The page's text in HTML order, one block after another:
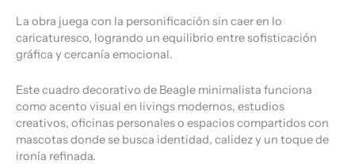
La obra juega con la personificación sin caer en lo
caricaturesco, logrando un equilibrio entre sofisticación
gráfica y cercanía emocional.
Este cuadro decorativo de Beagle minimalista funciona
como acento visual en livings modernos, estudios
creativos, oficinas personales o espacios compartidos con
mascotas donde se busca identidad, calidez y un toque de
ironía refinada.